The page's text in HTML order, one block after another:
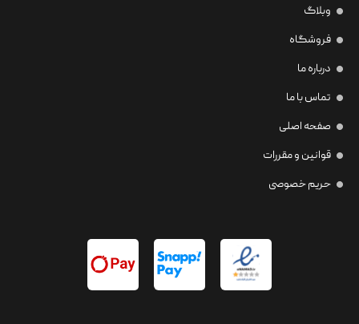
وبلاگ
فروشگاه
درباره ما
تماس با ما
صفحه اصلی
قوانین و مقررات
حریم خصوصی